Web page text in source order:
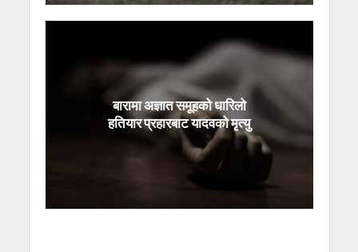
बारामा अज्ञात समूहको धारिलो
हतियार प्रहारबाट यादवको मृत्यु